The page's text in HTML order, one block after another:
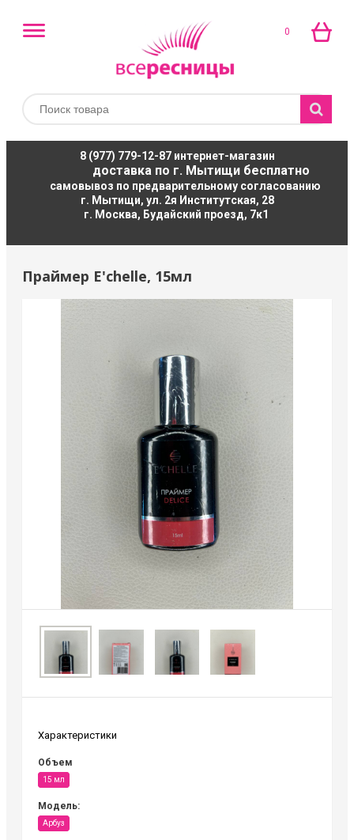
0
8 (977) 779-12-87интернет-магазин
доставка по г. Мытищи бесплатно
самовывоз по предварительному согласованию
г. Мытищи, ул. 2я Институтская, 28
г. Москва, Будайский проезд, 7к1
Праймер E'chelle, 15мл
Характеристики
Объем
15 мл
Модель:
Арбуз